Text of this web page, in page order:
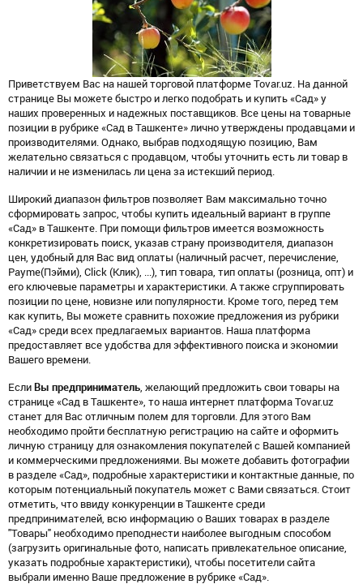
Приветствуем Вас на нашей торговой платформе Tovar.uz. На данной
странице Вы можете быстро и легко подобрать и купить «Сад» у
наших проверенных и надежных поставщиков. Все цены на товарные
позиции в рубрике «Сад в Ташкенте» лично утверждены продавцами и
производителями. Однако, выбрав подходящую позицию, Вам
желательно связаться с продавцом, чтобы уточнить есть ли товар в
наличии и не изменилась ли цена за истекший период.
Широкий диапазон фильтров позволяет Вам максимально точно
сформировать запрос, чтобы купить идеальный вариант в группе
«Сад» в Ташкенте. При помощи фильтров имеется возможность
конкретизировать поиск, указав страну производителя, диапазон
цен, удобный для Вас вид оплаты (наличный расчет, перечисление,
Payme(Пэйми), Click (Клик), ...), тип товара, тип оплаты (розница, опт) и
его ключевые параметры и характеристики. А также сгруппировать
позиции по цене, новизне или популярности. Кроме того, перед тем
как купить, Вы можете сравнить похожие предложения из рубрики
«Сад» среди всех предлагаемых вариантов. Наша платформа
предоставляет все удобства для эффективного поиска и экономии
Вашего времени.
Если Вы предприниматель, желающий предложить свои товары на
странице «Сад в Ташкенте», то наша интернет платформа Tovar.uz
станет для Вас отличным полем для торговли. Для этого Вам
необходимо пройти бесплатную регистрацию на сайте и оформить
личную страницу для ознакомления покупателей с Вашей компанией
и коммерческими предложениями. Вы можете добавить фотографии
в разделе «Сад», подробные характеристики и контактные данные, по
которым потенциальный покупатель может с Вами связаться. Стоит
отметить, что ввиду конкуренции в Ташкенте среди
предпринимателей, всю информацию о Ваших товарах в разделе
"Товары" необходимо преподнести наиболее выгодным способом
(загрузить оригинальные фото, написать привлекательное описание,
указать подробные характеристики), чтобы посетители сайта
выбрали именно Ваше предложение в рубрике «Сад».